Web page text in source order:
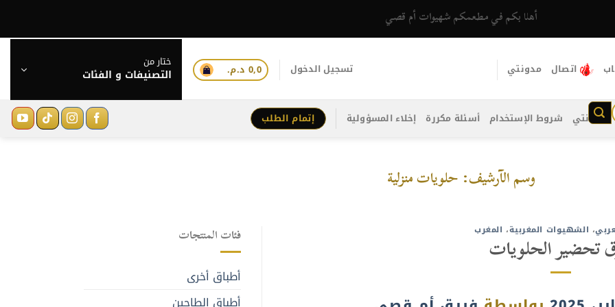
أهلا بكم في مطعمكم شهيوات أم قصي
اتصال مدونتي تسجيل الدخول 0,0 د.م. ختار من
التصنيفات و الفئات
مدونتي شروط الإستخدام أسئلة مكررة إخلاء المسؤولية إتمام الطلب
وسم الآرشيف: حلويات منزلية
، الشهيوات المغربية، المغرب
تحضير الحلويات فئات المنتجات
أطباق أخرى
أطباق الطاجين